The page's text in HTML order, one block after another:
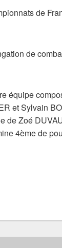
de
de
équipe
et Sylvain
de Zoé
4ème de